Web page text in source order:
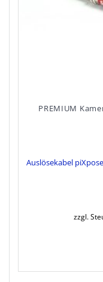
PREMIUM
Auslösekabel
zzgl.